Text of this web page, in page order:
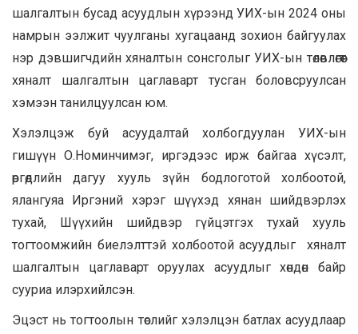
шалгалтын бусад асуудлын хүрээнд УИХ-ын 2024 оны
намрын ээлжит чуулганы хугацаанд зохион байгуулах
нэр дэвшигчдийн хяналтын сонсголыг УИХ-ын төлөвлөгөөт
хяналт шалгалтын цаглаварт тусган боловсруулсан
хэмээн танилцуулсан юм.
Хэлэлцэж буй асуудалтай холбогдуулан УИХ-ын
гишүүн О.Номинчимэг, иргэдээс ирж байгаа хүсэлт,
өргөдлийн дагуу хууль зүйн бодлоготой холбоотой,
ялангуяа Иргэний хэрэг шүүхэд хянан шийдвэрлэх
тухай, Шүүхийн шийдвэр гүйцэтгэх тухай хууль
тогтоомжийн биелэлттэй холбоотой асуудлыг хяналт
шалгалтын цаглаварт оруулах асуудлыг хөндөн байр
сууриа илэрхийлсэн.
Эцэст нь тогтоолын төслийг хэлэлцэн батлах асуудлаар